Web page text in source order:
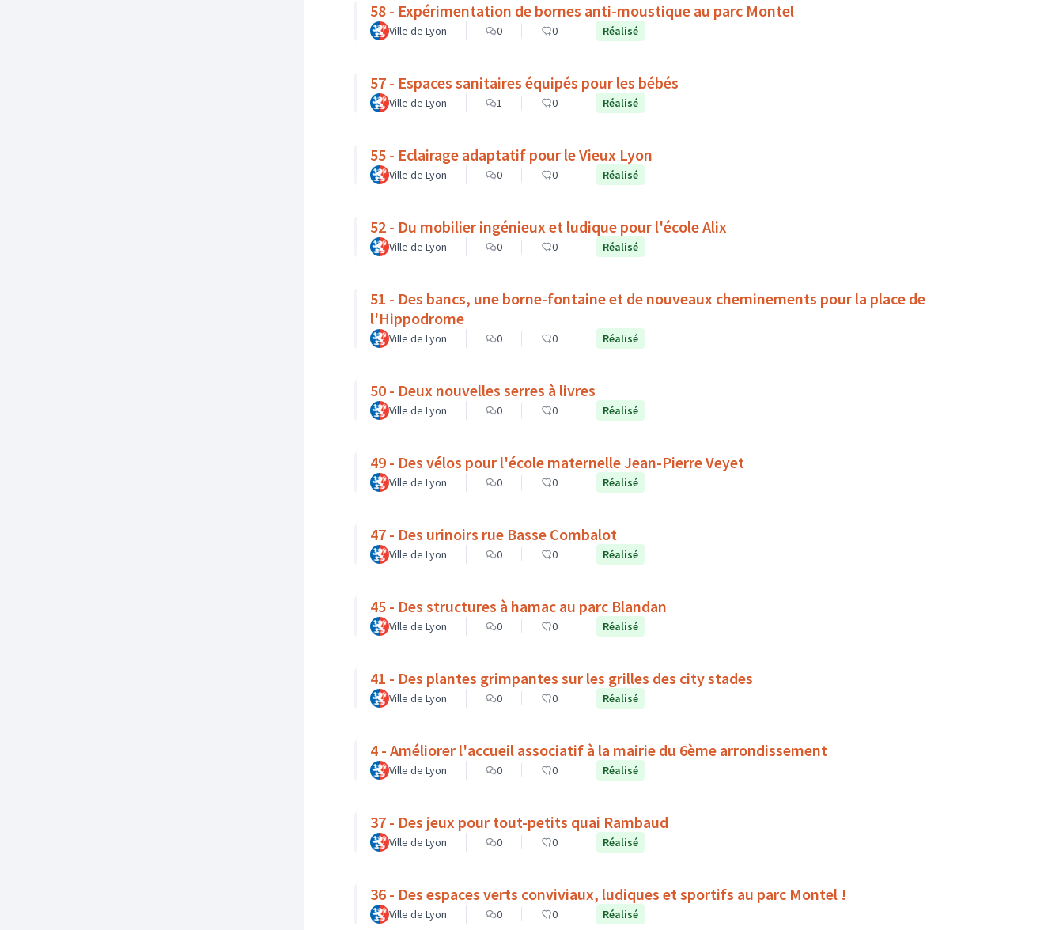
58 - Expérimentation de bornes anti-moustique au parc Montel
Ville de Lyon 0 0 Réalisé
57 - Espaces sanitaires équipés pour les bébés
Ville de Lyon 1 0 Réalisé
55 - Eclairage adaptatif pour le Vieux Lyon
Ville de Lyon 0 0 Réalisé
52 - Du mobilier ingénieux et ludique pour l'école Alix
Ville de Lyon 0 0 Réalisé
51 - Des bancs, une borne-fontaine et de nouveaux cheminements pour la place de
l'Hippodrome
Ville de Lyon 0 0 Réalisé
50 - Deux nouvelles serres à livres
Ville de Lyon 0 0 Réalisé
49 - Des vélos pour l'école maternelle Jean-Pierre Veyet
Ville de Lyon 0 0 Réalisé
47 - Des urinoirs rue Basse Combalot
Ville de Lyon 0 0 Réalisé
45 - Des structures à hamac au parc Blandan
Ville de Lyon 0 0 Réalisé
41 - Des plantes grimpantes sur les grilles des city stades
Ville de Lyon 0 0 Réalisé
4 - Améliorer l'accueil associatif à la mairie du 6ème arrondissement
Ville de Lyon 0 0 Réalisé
37 - Des jeux pour tout-petits quai Rambaud
Ville de Lyon 0 0 Réalisé
36 - Des espaces verts conviviaux, ludiques et sportifs au parc Montel !
Ville de Lyon 0 0 Réalisé